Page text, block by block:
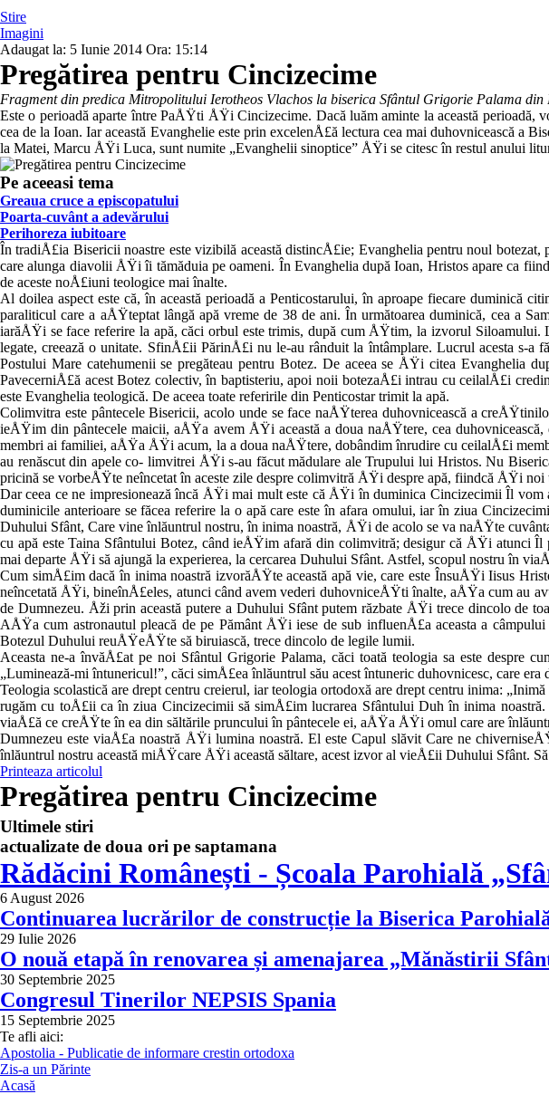
Stire
Imagini
Adaugat la: 5 Iunie 2014 Ora: 15:14
Pregătirea pentru Cincizecime
Fragment din predica Mitropolitului Ierotheos Vlachos la biserica Sfântul Grigorie Palama din
Este o perioadă aparte între PaÅŸti ÅŸi Cincizecime. Dacă luăm aminte la această perioadă,
cea de la Ioan. Iar această Evanghelie este prin excelenÅ£ă lec­tura cea mai duhovnicească
la Matei, Marcu ÅŸi Luca, sunt numite „Evanghelii sinop­tice” ÅŸi se citesc în restul anului
Pe aceeasi tema
Greaua cruce a episcopatului
Poarta-cuvânt a adevărului
Perihoreza iubitoare
În tradiÅ£ia Bisericii noastre este vizi­bilă această distincÅ£ie; Evanghelia pentru noul
care alunga diavolii ÅŸi îi tămăduia pe oameni. În Evanghelia după Ioan, Hris­tos apare ca
de aceste noÅ£iuni teologice mai în­alte.
Al doilea aspect este că, în această pe­rioadă a Penticostarului, în aproape fieca­re duminică
paraliticul care a aÅŸteptat lângă apă vreme de 38 de ani. În următoarea dumi­nică, cea a
iarăÅŸi se face referire la apă, căci orbul este trimis, după cum ÅŸtim, la izvorul
legate, creează o unitate. SfinÅ£ii PărinÅ£i nu le-au rânduit la întâmplare. Lucrul acesta s-
Postului Mare catehumenii se pregăteau pentru Botez. De aceea se ÅŸi citea Evanghelia
PavecerniÅ£ă acest Botez colectiv, în baptisteriu, apoi noii botezaÅ£i intrau cu ceilalÅ£i
este Evanghelia teologică. De aceea toate referirile din Penticostar trimit la apă.
Colimvitra este pântecele Bisericii, acolo unde se face naÅŸterea duhovnicească a
ieÅŸim din pântecele maicii, aÅŸa avem ÅŸi această a doua naÅŸtere, cea
membri ai familiei, aÅŸa ÅŸi acum, la a doua naÅŸ­tere, dobândim înrudire cu ceilalÅ£i
au renăscut din apele co- limvitrei ÅŸi s-au făcut mădulare ale Trupului lui Hristos. Nu
pricină se vorbeÅŸte neîncetat în aceste zile despre colimvitră ÅŸi despre apă, fi­indcă ÅŸi
Dar ceea ce ne impresionează încă ÅŸi mai mult este că ÅŸi în duminica Cincizecimii Îl vom
duminicile anterioare se făcea referire la o apă care este în afara omului, iar în ziua
Duhului Sfânt, Care vine înlăuntrul nostru, în inima noastră, ÅŸi de acolo se va naÅŸte
cu apă este Taina Sfântului Botez, când ieÅŸim afară din colimvitră; desigur că ÅŸi atunci
mai departe ÅŸi să ajun­gă la experierea, la cercarea Duhului Sfânt. Astfel, scopul nostru în
Cum simÅ£im dacă în inima noastră iz­vorăÅŸte această apă vie, care este ÎnsuÅŸi Iisus
neîncetată ÅŸi, bineînÅ£eles, atunci când avem vederi duhovniceÅŸti înalte, aÅŸa cum
de Dumnezeu. Åži prin această putere a Duhului Sfânt putem răz­bate ÅŸi trece dincolo de
AÅŸa cum astronautul pleacă de pe Pământ ÅŸi iese de sub influenÅ£a aceas­ta a
Botezul Duhului reuÅŸeÅŸte să biruiască, trece din­colo de legile lumii.
Aceasta ne-a învăÅ£at pe noi Sfântul Grigorie Palama, căci toată teologia sa este despre
„Luminează-mi întunericul!”, căci simÅ£ea înlăuntrul său acest întuneric duhovni­cesc, care
Teologia scolastică are drept centru creierul, iar teologia ortodoxă are drept centru inima:
rugăm cu toÅ£ii ca în ziua Cincizecimii să simÅ£im lucrarea Sfântului Duh în ini­ma
viaÅ£ă ce creÅŸte în ea din săltările pruncu­lui în pântecele ei, aÅŸa ÅŸi omul care are
Dumnezeu este viaÅ£a noastră ÅŸi lumi­na noastră. El este Capul slăvit Care ne
înlăuntrul nostru această miÅŸcare ÅŸi această săltare, acest izvor al vieÅ£ii Duhului Sfânt.
Printeaza articolul
Pregătirea pentru Cincizecime
Ultimele stiri
actualizate de doua ori pe saptamana
Rădăcini Românești - Școala Parohială
6 August 2026
Continuarea lucrărilor de construcție la Biserica
29 Iulie 2026
O nouă etapă în renovarea și amenajarea „Mănăstirii
30 Septembrie 2025
Congresul Tinerilor NEPSIS Spania
15 Septembrie 2025
Te afli aici:
Apostolia - Publicatie de informare crestin ortodoxa
Zis-a un Părinte
Acasă